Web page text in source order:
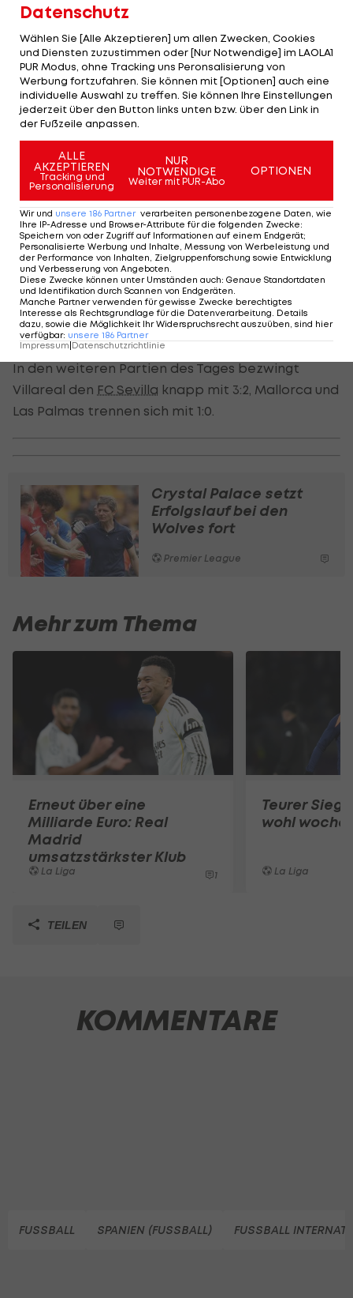
Diaz-Doppelpack vollendet souveräne
Vorstellung Reals
(Text wird unterhalb des Videos fortgesetzt)
Selbiger ist es in weiterer Folge auch, der den
Assist zum 2:0 durch Güler liefert (45.+3) und so für
den Pausenstand maßgeblich mitverantwortlich
Die zweite Hälfte gestaltet sich in einer ähnlichen
Tonart wie der erste Durchgang. Durch einen
Doppelpack von Diaz (49., 59.) stellt Real binnen
weniger Minuten nach Wiederanpfiff auf 4:0 und
besiegelt so den klaren Auswärtssieg. In der
Tabelle liegt Meister Real nun bei 90 Zählern,
Granada liegt auf Rang 19.
In den weiteren Partien des Tages bezwingt
Villareal den FC Sevilla knapp mit 3:2, Mallorca und
Las Palmas trennen sich mit 1:0.
Crystal Palace setzt
Erfolgslauf bei den
Wolves fort
Premier League
Mehr zum Thema
Erneut über eine
Milliarde Euro: Real
Madrid
umsatzstärkster Klub
La Liga 1
Teurer
wohl
La Liga
TEILEN
KOMMENTARE
FUSSBALL SPANIEN (FUSSBALL) FUSSBALL
Datenschutz
Wählen Sie [Alle Akzeptieren] um allen Zwecken, Cookies
und Diensten zuzustimmen oder [Nur Notwendige] im LAOLA1
PUR Modus, ohne Tracking uns Peronsalisierung von
Werbung fortzufahren. Sie können mit [Optionen] auch eine
individuelle Auswahl zu treffen. Sie können Ihre Einstellungen
jederzeit über den Button links unten bzw. über den Link in
der Fußzeile anpassen.
ALLE
AKZEPTIEREN
Tracking und
Personalisierung
NUR
NOTWENDIGE
Weiter mit PUR-Abo
OPTIONEN
Wir und unsere 186 Partner verarbeiten personenbezogene Daten, wie
Ihre IP-Adresse und Browser-Attribute für die folgenden Zwecke:
Speichern von oder Zugriff auf Informationen auf einem Endgerät;
Personalisierte Werbung und Inhalte, Messung von Werbeleistung und
der Performance von Inhalten, Zielgruppenforschung sowie Entwicklung
und Verbesserung von Angeboten
Diese Zwecke können unter Umständen auch: Genaue Standortdaten
und Identifikation durch Scannen von Endgeräten
Manche Partner verwenden für gewisse Zwecke berechtigtes
Interesse als Rechtsgrundlage für die Datenverarbeitung. Details
dazu, sowie die Möglichkeit Ihr Widerspruchsrecht auszuüben, sind hier
verfügbar: unsere 186 Partner
Impressum|Datenschutzrichtlinie